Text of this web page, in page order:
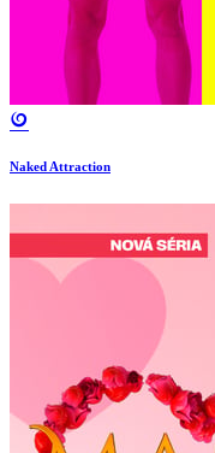
Naked Attraction